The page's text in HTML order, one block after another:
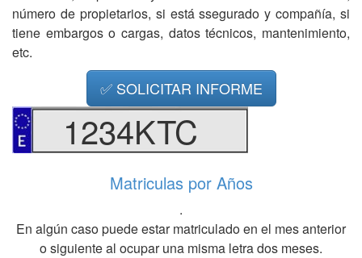
número de propietarios, si está ssegurado y compañía, si
tiene embargos o cargas, datos técnicos, mantenimiento,
etc.
✅ SOLICITAR INFORME
1234KTC
Matriculas por Años
.
En algún caso puede estar matriculado en el mes anterior
o siguiente al ocupar una misma letra dos meses.